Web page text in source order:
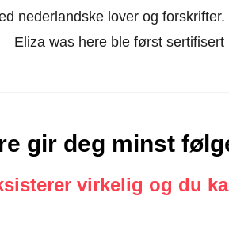
nederlandske lover og
Eliza was here ble først
gir deg minst
virkelig og du